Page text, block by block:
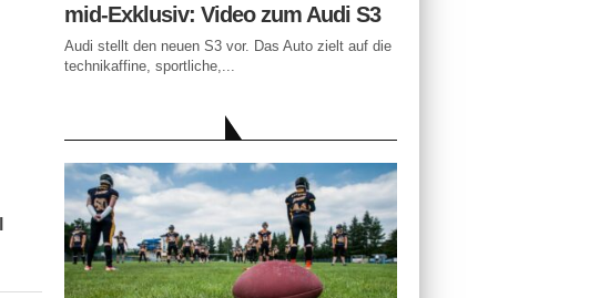
mid-Exklusiv: Video zum Audi S3
Audi stellt den neuen S3 vor. Das Auto zielt auf die
technikaffine, sportliche,...